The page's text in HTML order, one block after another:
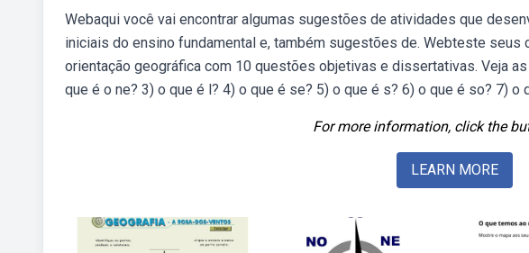
Webaqui você vai encontrar algumas sugestões de atividades que
iniciais do ensino fundamental e, também sugestões de. Webteste
orientação geográfica com 10 questões objetivas e dissertativas. Veja
que é o ne? 3) o que é l? 4) o que é se? 5) o que é s? 6) o que é so? 7) o
For more information, click the
LEARN MORE